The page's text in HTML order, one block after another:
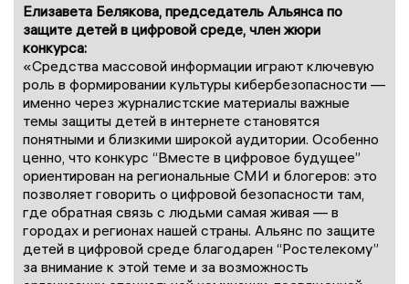
Елизавета Белякова, председатель Альянса по
защите детей в цифровой среде, член жюри
конкурса:
«Средства массовой информации играют ключевую
роль в формировании культуры кибербезопасности —
именно через журналистские материалы важные
темы защиты детей в интернете становятся
понятными и близкими широкой аудитории. Особенно
ценно, что конкурс “Вместе в цифровое будущее”
ориентирован на региональные СМИ и блогеров: это
позволяет говорить о цифровой безопасности там,
где обратная связь с людьми самая живая — в
городах и регионах нашей страны. Альянс по защите
детей в цифровой среде благодарен “Ростелекому”
за внимание к этой теме и за возможность